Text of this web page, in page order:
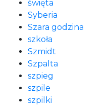
święta
Syberia
Szara godzina
szkoła
Szmidt
Szpalta
szpieg
szpile
szpilki